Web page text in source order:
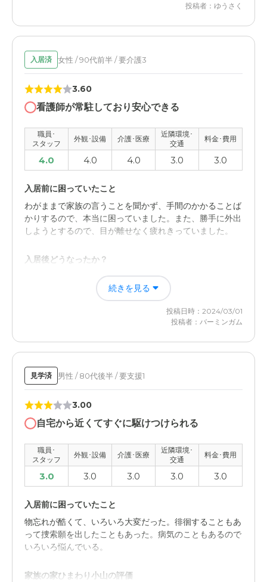
投稿者：ゆうさく
入居済 女性 / 90代前半 / 要介護3
3.60
看護師が常駐しており安心できる
職員･
スタッフ
外観･設備 介護･医療
近隣環境･
交通
料金･費用
4.0 4.0 4.0 3.0 3.0
入居前に困っていたこと
わがままで家族の言うことを聞かず、手間のかかることば
かりするので、本当に困っていました。また、勝手に外出
しようとするので、目が離せなく疲れきっていました。
入居後どうなったか？
家族が手間をかけることがなくなったので、楽になりまし
た。また勝手に外出する事もないので、安心して、夜は眠
れるようになりました。
職員・スタッフ・他入居者の雰囲気について
とても親切な職員さんが多く、本人が満足していると思い
ます。家族も安心しています。
外観・内装・居室・設備について
とても新しく、設備が充実しているので、何事にも充実し
ています。また心地よいです。
介護医療サービスについて
看護師が在留していますので、いつも対応してくださり、
安心できます。また迅速で丁寧な対応です。
続きを見る
投稿日時：2024/03/01
投稿者：バーミンガム
見学済 男性 / 80代後半 / 要支援1
3.00
自宅から近くてすぐに駆けつけられる
職員･
スタッフ
外観･設備 介護･医療
近隣環境･
交通
料金･費用
3.0 3.0 3.0 3.0 3.0
入居前に困っていたこと
物忘れが酷くて、いろいろ大変だった。徘徊することもあ
って捜索願を出したこともあった。病気のこともあるので
いろいろ悩んでいる。
家族の家ひまわり小山の評価